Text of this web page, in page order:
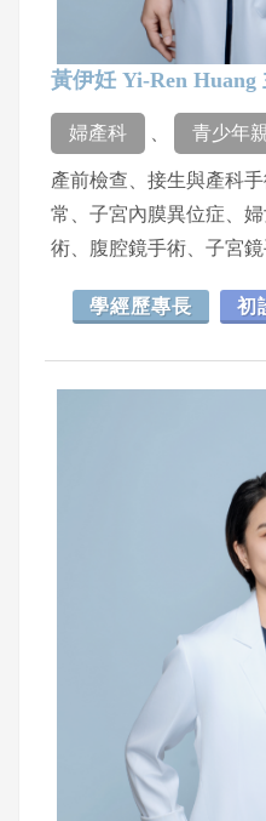
黃伊妊 Yi-Ren Huang
婦產科 青少年
產前檢查、接生與產科
常、子宮內膜異位症、
術、腹腔鏡手術、子宮
學經歷專長 初